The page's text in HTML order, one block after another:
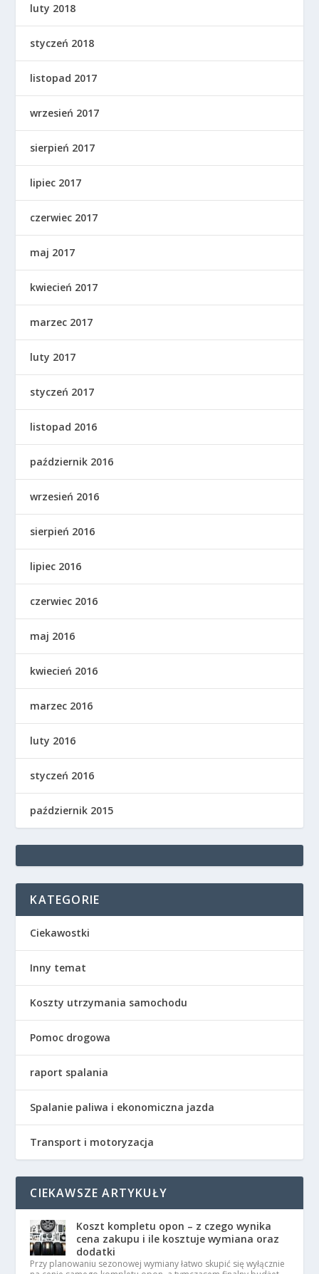
luty 2018
styczeń 2018
listopad 2017
wrzesień 2017
sierpień 2017
lipiec 2017
czerwiec 2017
maj 2017
kwiecień 2017
marzec 2017
luty 2017
styczeń 2017
listopad 2016
październik 2016
wrzesień 2016
sierpień 2016
lipiec 2016
czerwiec 2016
maj 2016
kwiecień 2016
marzec 2016
luty 2016
styczeń 2016
październik 2015
KATEGORIE
Ciekawostki
Inny temat
Koszty utrzymania samochodu
Pomoc drogowa
raport spalania
Spalanie paliwa i ekonomiczna jazda
Transport i motoryzacja
CIEKAWSZE ARTYKUŁY
Koszt kompletu opon – z czego wynika
cena zakupu i ile kosztuje wymiana oraz
dodatki
Przy planowaniu sezonowej wymiany łatwo skupić się wyłącznie